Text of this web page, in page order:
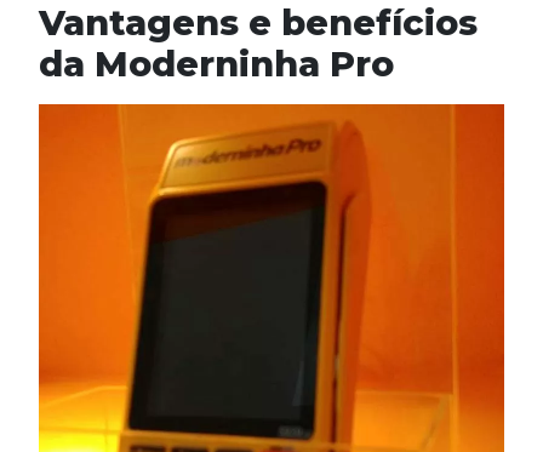
Vantagens e benefícios
da Moderninha Pro